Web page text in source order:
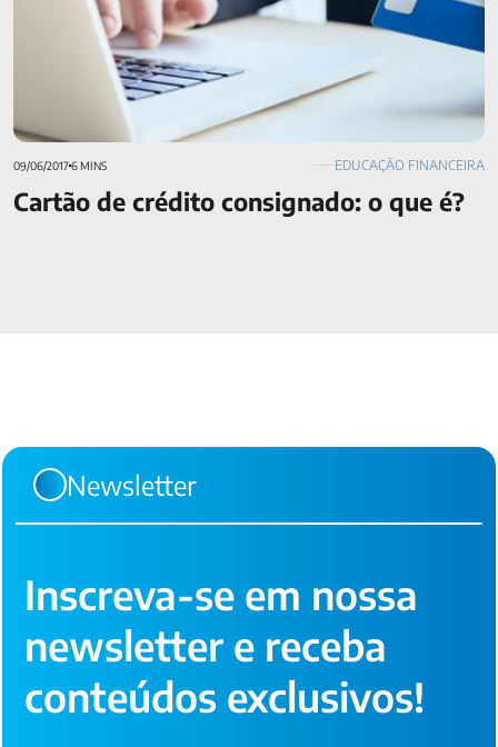
09/06/20176 MINS EDUCAÇÃO FINANCEIRA
Cartão de crédito consignado: o que é?
Newsletter
Inscreva-se em nossa
newsletter e receba
conteúdos exclusivos!